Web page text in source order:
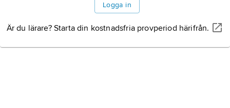
Logga in
Är du lärare? Starta din kostnadsfria provperiod härifrån.